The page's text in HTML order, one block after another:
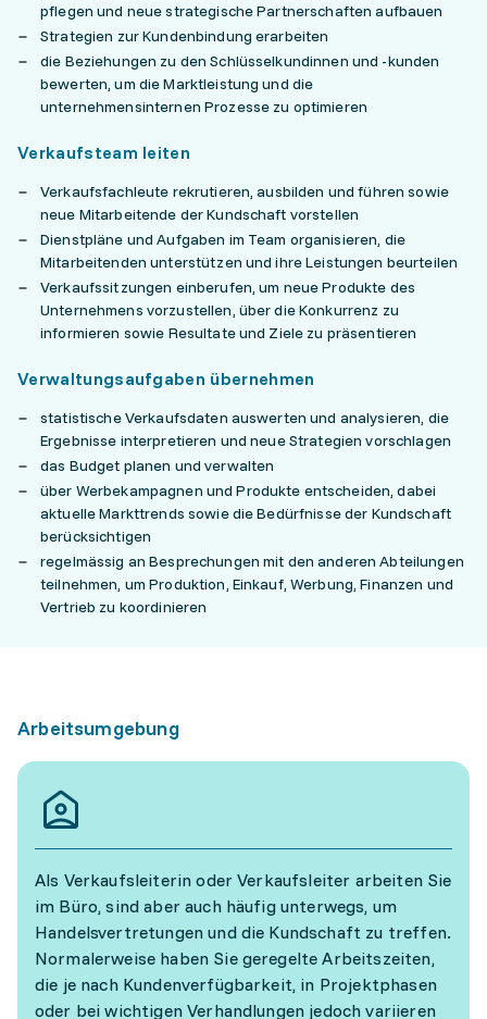
pflegen und neue strategische Partnerschaften aufbauen
Strategien zur Kundenbindung erarbeiten
die Beziehungen zu den Schlüsselkundinnen und -kunden
bewerten, um die Marktleistung und die
unternehmensinternen Prozesse zu optimieren
Verkaufsteam leiten
Verkaufsfachleute rekrutieren, ausbilden und führen sowie
neue Mitarbeitende der Kundschaft vorstellen
Dienstpläne und Aufgaben im Team organisieren, die
Mitarbeitenden unterstützen und ihre Leistungen beurteilen
Verkaufssitzungen einberufen, um neue Produkte des
Unternehmens vorzustellen, über die Konkurrenz zu
informieren sowie Resultate und Ziele zu präsentieren
Verwaltungsaufgaben übernehmen
statistische Verkaufsdaten auswerten und analysieren, die
Ergebnisse interpretieren und neue Strategien vorschlagen
das Budget planen und verwalten
über Werbekampagnen und Produkte entscheiden, dabei
aktuelle Markttrends sowie die Bedürfnisse der Kundschaft
berücksichtigen
regelmässig an Besprechungen mit den anderen Abteilungen
teilnehmen, um Produktion, Einkauf, Werbung, Finanzen und
Vertrieb zu koordinieren
Arbeitsumgebung
Als Verkaufsleiterin oder Verkaufsleiter arbeiten Sie
im Büro, sind aber auch häufig unterwegs, um
Handelsvertretungen und die Kundschaft zu treffen.
Normalerweise haben Sie geregelte Arbeitszeiten,
die je nach Kundenverfügbarkeit, in Projektphasen
oder bei wichtigen Verhandlungen jedoch variieren